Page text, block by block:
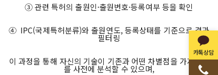
카톡상담
③ 관련 특허의 출원인·출원번호·등록여부 등을 확인
④ IPC(국제특허분류)와 출원연도, 등록상태를 기준으로 결과
필터링
이 과정을 통해 자신의 기술이 기존과 어떤 차별점을 가지는지
를 사전에 분석할 수 있으며,